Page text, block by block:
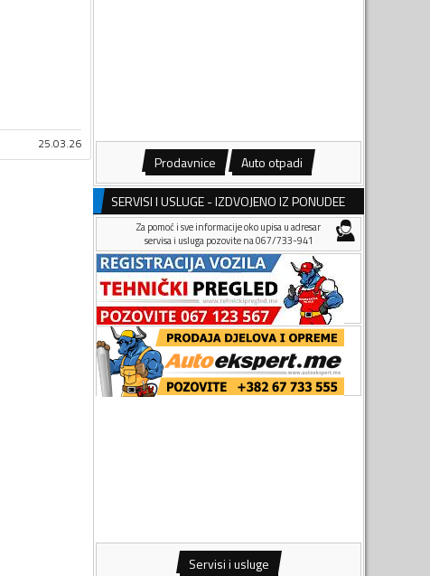
25.03.26
Prodavnice Auto otpadi
SERVISI I USLUGE - IZDVOJENO IZ PONUDEE
Za pomoć i sve informacije oko upisa u adresar
servisa i usluga pozovite na 067/733-941
Servisi i usluge